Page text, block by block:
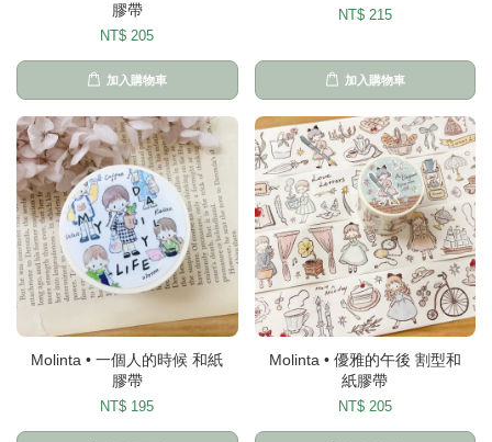
膠帶
NT$ 205
加入購物車
NT$ 215
加入購物車
Molinta • 一個人的時候 和紙
膠帶
NT$ 195
Molinta • 優雅的午後 割型和
紙膠帶
NT$ 205